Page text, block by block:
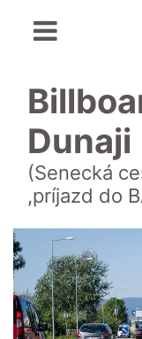
Dunaji
(Senecká
,príjazd do